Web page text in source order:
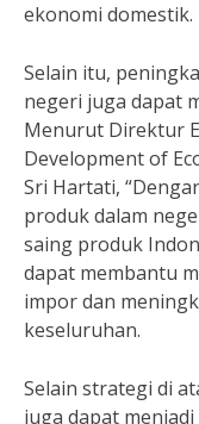
ekonomi domestik.
Selain itu,
negeri juga dapat
Menurut Direktur
Development of
Sri Hartati,
produk dalam
saing produk
dapat membantu
impor dan
keseluruhan.
Selain strategi di
juga dapat